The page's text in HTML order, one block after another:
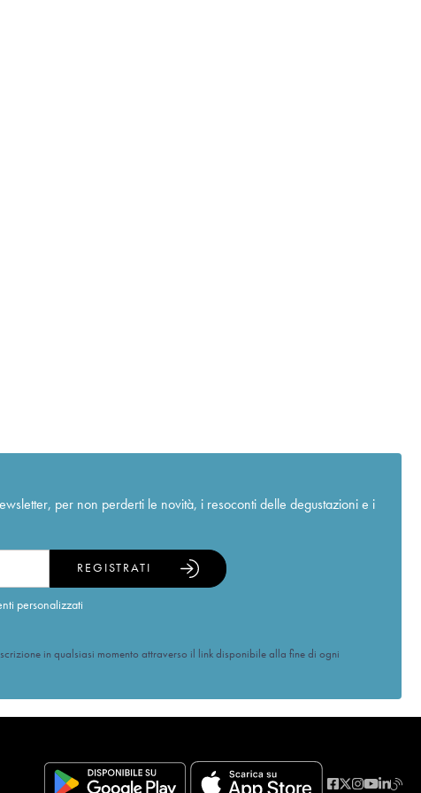
per non perderti le novità, i resoconti delle degustazioni e i
personalizzati
REGISTRATI
in qualsiasi momento attraverso il link disponibile alla fine di ogni